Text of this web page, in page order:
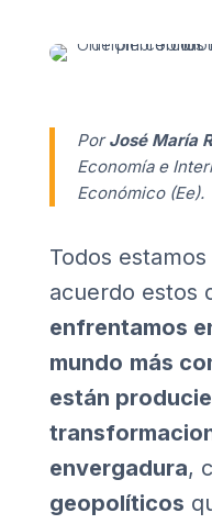
PorJosé María
Economía e
Económico (Ee).
Todos
acuerdo estos
enfrentamos
mundo más
están
envergadura,
geopolíticos